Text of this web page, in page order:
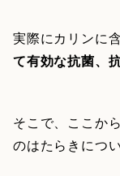
実際にカリンに
て有効な抗菌、
そこで、ここか
のはたらきにつ